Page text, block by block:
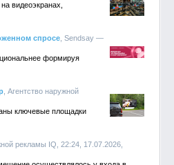
видеоэкранах,
спросе , Sendsay —
формируя
, Агентство наружной
ключевые площадки
рекламы IQ, 22:24, 17.07.2026,